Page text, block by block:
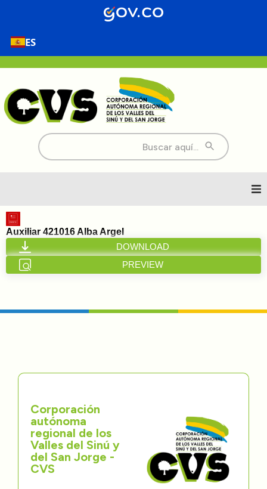
ES
Buscar:
Inicio
Nosotros
Transparencia
Participa
Trámites y Servicios
Contáctenos
Auxiliar 421016 Alba Argel
DOWNLOAD
PREVIEW
Corporación
autónoma
regional de los
Valles del Sinú y
del San Jorge -
CVS